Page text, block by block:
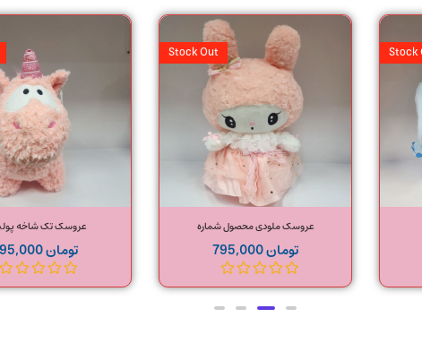
Stock
Stock Out
عروسک ملودی محصول شماره
تومان795,000
عروسک تک شاخه
تومان795,000